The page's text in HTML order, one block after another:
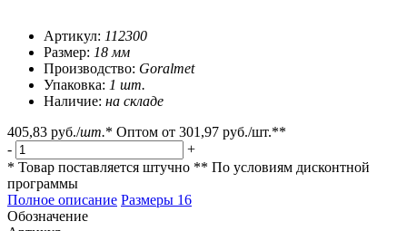
Артикул: 112300
Размер: 18 мм
Производство: Goralmet
Упаковка: 1 шт.
Наличие: на складе
405,83 руб./шт.* Оптом от 301,97 руб./шт.**
-
+
* Товар поставляется штучно ** По условиям дисконтной
программы
Полное описание Размеры 16
Обозначение